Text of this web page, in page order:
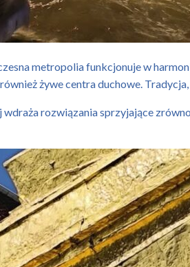
metropolia funkcjonuje w
żywe centra duchowe.
rozwiązania sprzyjające